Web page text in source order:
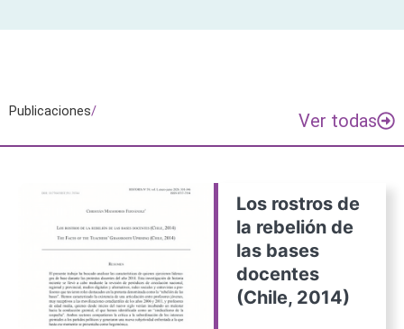
Publicaciones/ Ver todas
Los rostros de
la rebelión de
las bases
docentes
(Chile, 2014)